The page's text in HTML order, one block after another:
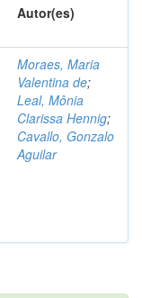
Autor(es)
Moraes, Maria
Valentina de;
Leal, Mônia
Clarissa Hennig;
Cavallo, Gonzalo
Aguilar